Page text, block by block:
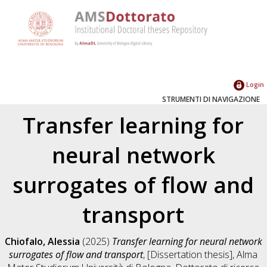
Login
STRUMENTI DI NAVIGAZIONE
Transfer learning for
neural network
surrogates of flow and
transport
Chiofalo, Alessia (2025) Transfer learning for neural network
surrogates of flow and transport, [Dissertation thesis], Alma